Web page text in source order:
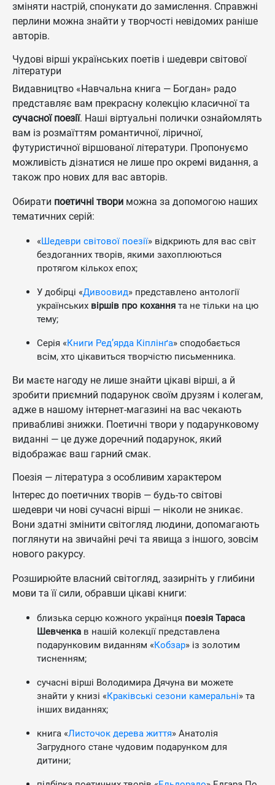
зміняти настрій, спонукати до замислення. Справжні
перлини можна знайти у творчості невідомих раніше
авторів.
Чудові вірші українських поетів і шедеври світової
літератури
Видавництво «Навчальна книга — Богдан» радо
представляє вам прекрасну колекцію класичної та
сучасної поезії. Наші віртуальні полички ознайомлять
вам із розмаїттям романтичної, ліричної,
футуристичної віршованої літератури. Пропонуємо
можливість дізнатися не лише про окремі видання, а
також про нових для вас авторів.
Обирати поетичні твори можна за допомогою наших
тематичних серій:
«Шедеври світової поезії» відкриють для вас світ
бездоганних творів, якими захоплюються
протягом кількох епох;
У добірці «Дивоовид» представлено антології
українських віршів про кохання та не тільки на цю
тему;
Серія «Книги Ред’ярда Кіплінґа» сподобається
всім, хто цікавиться творчістю письменника.
Ви маєте нагоду не лише знайти цікаві вірші, а й
зробити приємний подарунок своїм друзям і колегам,
адже в нашому інтернет-магазині на вас чекають
привабливі знижки. Поетичні твори у подарунковому
виданні — це дуже доречний подарунок, який
відображає ваш гарний смак.
Поезія — література з особливим характером
Інтерес до поетичних творів — будь-то світові
шедеври чи нові сучасні вірші — ніколи не зникає.
Вони здатні змінити світогляд людини, допомагають
поглянути на звичайні речі та явища з іншого, зовсім
нового ракурсу.
Розширюйте власний світогляд, зазирніть у глибини
мови та її сили, обравши цікаві книги:
близька серцю кожного українця поезія Тараса
Шевченка в нашій колекції представлена
подарунковим виданням «Кобзар» із золотим
тисненням;
сучасні вірші Володимира Дячуна ви можете
знайти у книзі «Краківські сезони камеральні» та
інших виданнях;
книга «Листочок дерева життя» Анатолія
Загрудного стане чудовим подарунком для
дитини;